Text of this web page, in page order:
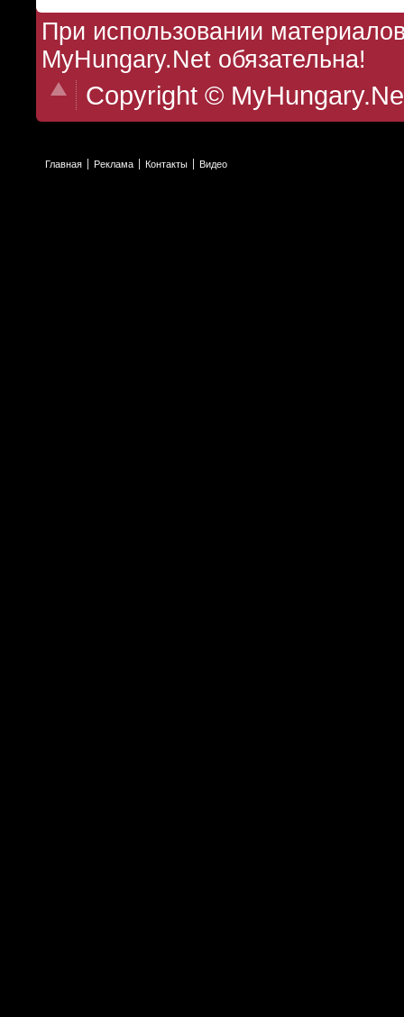
При использовании
MyHungary.Net обязательна!
Copyright ©
Главная Реклама Контакты Видео